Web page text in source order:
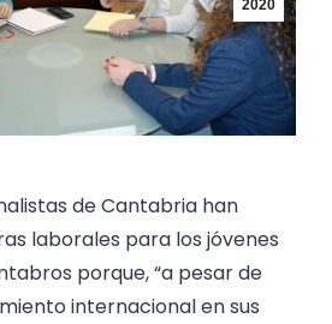
2020
de Cantabria han
laborales para los jóvenes
porque, “a pesar de
internacional en sus